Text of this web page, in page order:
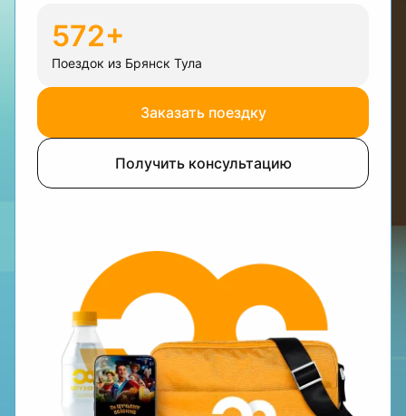
572+
Поездок из Брянск Тула
Заказать поездку
Получить консультацию